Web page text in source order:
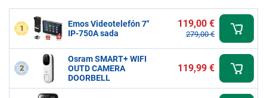
1
Emos Videotelefón 7"
IP-750A sada
119,00 €
279,00 €
2
Osram SMART+ WIFI
OUTD CAMERA
DOORBELL
119,99 €